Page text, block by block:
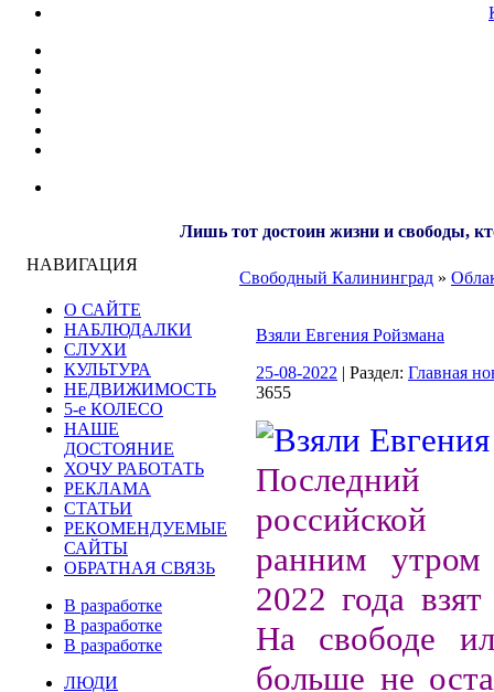
Лишь тот достоин жизни и свободы,
НАВИГАЦИЯ
О САЙТЕ
НАБЛЮДАЛКИ
СЛУХИ
КУЛЬТУРА
НЕДВИЖИМОСТЬ
5-е КОЛЕСО
НАШЕ
ДОСТОЯНИЕ
ХОЧУ РАБОТАТЬ
РЕКЛАМА
СТАТЬИ
РЕКОМЕНДУЕМЫЕ
САЙТЫ
ОБРАТНАЯ СВЯЗЬ
В разработке
В разработке
В разработке
ЛЮДИ
Свободный Калининград »
Взяли Евгения Ройзмана
25-08-2022 | Раздел: Главная
3655
российской
ранним утром
2022 года
На свободе
больше не